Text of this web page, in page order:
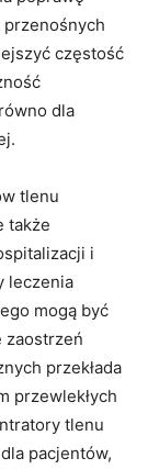
przenośnych
częstość
dla
tlenu
także
i
⁤leczenia
⁤mogą być
‌zaostrzeń
przekłada
przewlekłych
tlenu
pacjentów,⁢